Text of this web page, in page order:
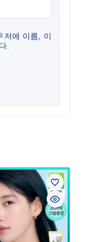
저에 이름, 이
.